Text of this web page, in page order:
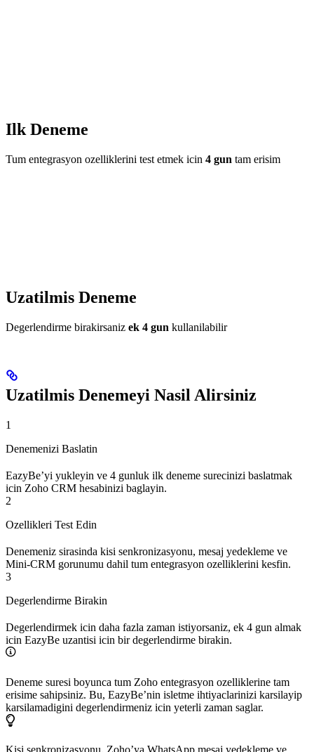
Ilk Deneme
Tum entegrasyon ozelliklerini test etmek icin 4 gun tam erisim
Uzatilmis Deneme
Degerlendirme birakirsaniz ek 4 gun kullanilabilir
Uzatilmis Denemeyi Nasil Alirsiniz
1
Denemenizi Baslatin
EazyBe’yi yukleyin ve 4 gunluk ilk deneme surecinizi baslatmak
icin Zoho CRM hesabinizi baglayin.
2
Ozellikleri Test Edin
Denemeniz sirasinda kisi senkronizasyonu, mesaj yedekleme ve
Mini-CRM gorunumu dahil tum entegrasyon ozelliklerini kesfin.
3
Degerlendirme Birakin
Degerlendirmek icin daha fazla zaman istiyorsaniz, ek 4 gun almak
icin EazyBe uzantisi icin bir degerlendirme birakin.
Deneme suresi boyunca tum Zoho entegrasyon ozelliklerine tam
erisime sahipsiniz. Bu, EazyBe’nin isletme ihtiyaclarinizi karsilayip
karsilamadigini degerlendirmeniz icin yeterli zaman saglar.
Kisi senkronizasyonu, Zoho’ya WhatsApp mesaj yedekleme ve